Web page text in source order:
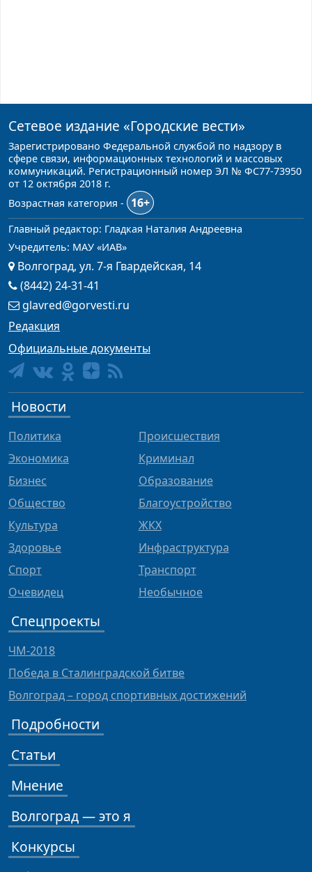
Сетевое издание «Городские вести»
Зарегистрировано Федеральной службой по надзору в
сфере связи, информационных технологий и массовых
коммуникаций. Регистрационный номер ЭЛ № ФС77-73950
от 12 октября 2018 г.
Возрастная категория -
16+
Главный редактор: Гладкая Наталия Андреевна
Учредитель: МАУ «ИАВ»
Волгоград, ул. 7-я Гвардейская, 14
(8442) 24-31-41
glavred@gorvesti.ru
Редакция
Официальные документы
Новости
Политика
Экономика
Бизнес
Общество
Культура
Здоровье
Спорт
Очевидец
Происшествия
Криминал
Образование
Благоустройство
ЖКХ
Инфраструктура
Транспорт
Необычное
Спецпроекты
ЧМ-2018
Победа в Сталинградской битве
Волгоград – город спортивных достижений
Подробности
Статьи
Мнение
Волгоград — это я
Конкурсы